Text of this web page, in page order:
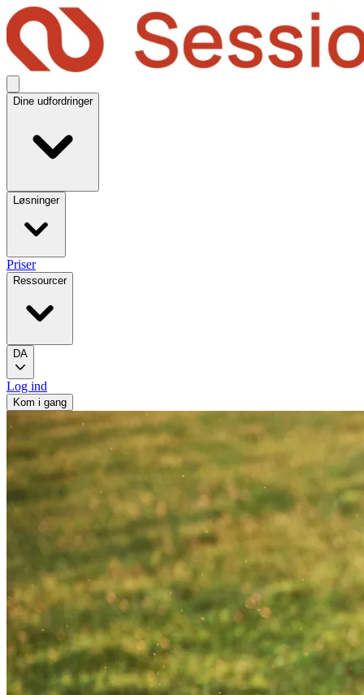
Dine udfordringer
Løsninger
Priser
Ressourcer
DA
Log ind
Kom i gang